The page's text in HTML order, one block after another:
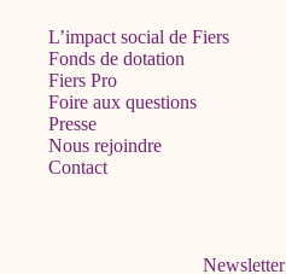
L’impact social de Fiers
Fonds de dotation
Fiers Pro
Foire aux questions
Presse
Nous rejoindre
Contact
Newsletter